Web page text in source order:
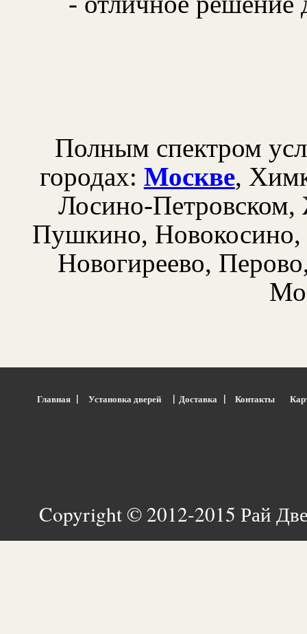
Полным спектром
городах: Москве,
Лосино-Петровском,
Пушкино, Новокосино,
Новогиреево,
Главная | Установка дверей | Доставка | Контакты
Copyright © 2012-2015 Рай